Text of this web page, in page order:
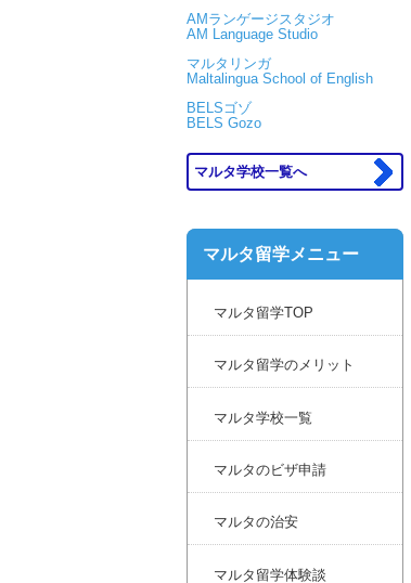
AMランゲージスタジオ
AM Language Studio
マルタリンガ
Maltalingua School of English
BELSゴゾ
BELS Gozo
マルタ学校一覧へ
マルタ留学メニュー
マルタ留学TOP
マルタ留学のメリット
マルタ学校一覧
マルタのビザ申請
マルタの治安
マルタ留学体験談